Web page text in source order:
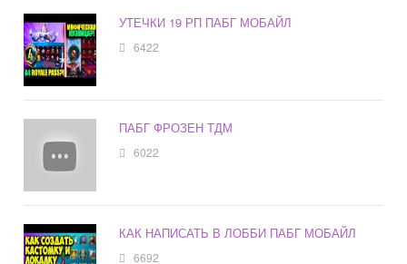
УТЕЧКИ 19 РП ПАБГ МОБАЙЛ
6422
ПАБГ ФРОЗЕН ТДМ
6022
КАК НАПИСАТЬ В ЛОББИ ПАБГ МОБАЙЛ
6692